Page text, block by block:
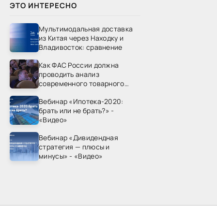
ЭТО ИНТЕРЕСНО
Мультимодальная доставка
из Китая через Находку и
Владивосток: сравнение
Как ФАС России должна
проводить анализ
современного товарного
России»
Вебинар «Ипотека-2020:
брать или не брать?» -
«Видео»
Вебинар «Дивидендная
стратегия — плюсы и
минусы» - «Видео»